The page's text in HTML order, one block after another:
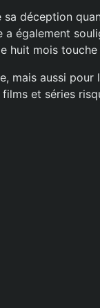
sa déception
a également
huit mois touche
mais aussi pour
et séries